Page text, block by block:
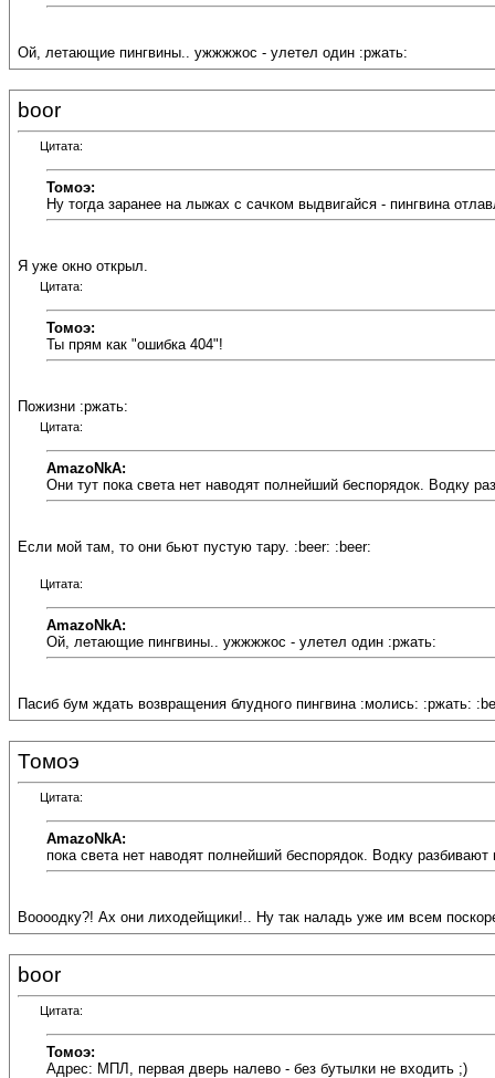
Ой, летающие пингвины.. ужжжжос - улетел один :ржать:
boor
Цитата:
Томоэ:
Ну тогда заранее на лыжах с сачком выдвигайся - пингвина
Я уже окно открыл.
Цитата:
Томоэ:
Ты прям как "ошибка 404"!
Пожизни :ржать:
Цитата:
AmazoNkA:
Они тут пока света нет наводят полнейший беспорядок. Водку
Если мой там, то они бьют пустую тару. :beer: :beer:
Цитата:
AmazoNkA:
Ой, летающие пингвины.. ужжжжос - улетел один :ржать:
Пасиб бум ждать возвращения блудного пингвина :молись: :ржать:
Томоэ
Цитата:
AmazoNkA:
пока света нет наводят полнейший беспорядок. Водку разбивают
Воооодку?! Ах они лиходейщики!.. Ну так наладь уже им всем
boor
Цитата:
Томоэ:
Адрес: МПЛ, первая дверь налево - без бутылки не входить ;)